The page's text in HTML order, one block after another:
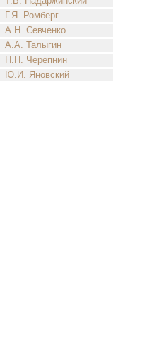
Г.Я. Ромберг
А.Н. Севченко
А.А. Талыгин
Н.Н. Черепнин
Ю.И. Яновский